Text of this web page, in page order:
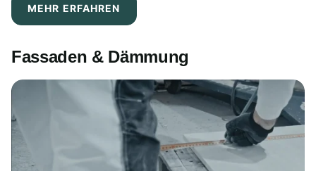
MEHR ERFAHREN
Fassaden & Dämmung